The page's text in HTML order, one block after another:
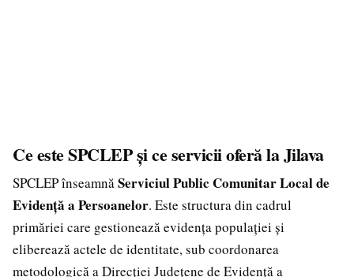
Ce este SPCLEP și ce servicii oferă la Jilava
SPCLEP înseamnăServiciul Public Comunitar Local de
Evidență a Persoanelor. Este structura din cadrul
primăriei care gestionează evidența populației și
eliberează actele de identitate, sub coordonarea
metodologică a Direcției Județene de Evidență a